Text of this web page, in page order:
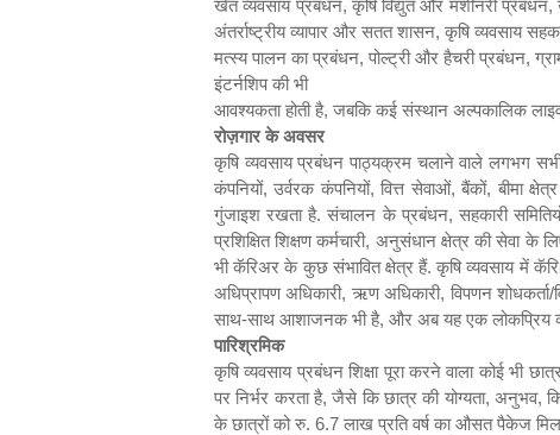
खेत व्यवसाय प्रबंधन, कृषि विद्युत और मशीनरी प्रबंधन,
अंतर्राष्ट्रीय व्यापार और सतत शासन, कृषि व्यवसाय
मत्स्य पालन का प्रबंधन, पोल्ट्री और हैचरी प्रबंधन,
इंटर्नशिप की भी
आवश्यकता होती है, जबकि कई संस्थान अल्पकालिक
रोज़गार के अवसर
कृषि व्यवसाय प्रबंधन पाठ्यक्रम चलाने वाले लगभग
कंपनियों,उर्वरक कंपनियों,वित्त सेवाओं,बैंकों, बीमा
गुंजाइश रखता है. संचालन के प्रबंधन, सहकारी
प्रशिक्षित शिक्षण कर्मचारी, अनुसंधान क्षेत्र की सेवा के
भी कॅरिअर के कुछ संभावित क्षेत्र हैं. कृषि व्यवसाय में
अधिप्रापण अधिकारी, ऋण अधिकारी, विपणन शोधकर्ता/
साथ-साथ आशाजनक भी है, और अब यह एक लोकप्रिय
पारिश्रमिक
कृषि व्यवसाय प्रबंधन शिक्षा पूरा करने वाला कोई भी
पर निर्भर करता है,जैसे कि छात्र की योग्यता, अनुभव,
के छात्रों को रु. 6.7 लाख प्रति वर्ष का औसत पैकेज मिल